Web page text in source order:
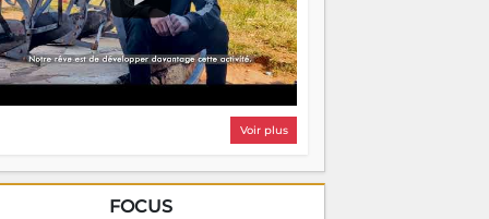
Voir plus
FOCUS